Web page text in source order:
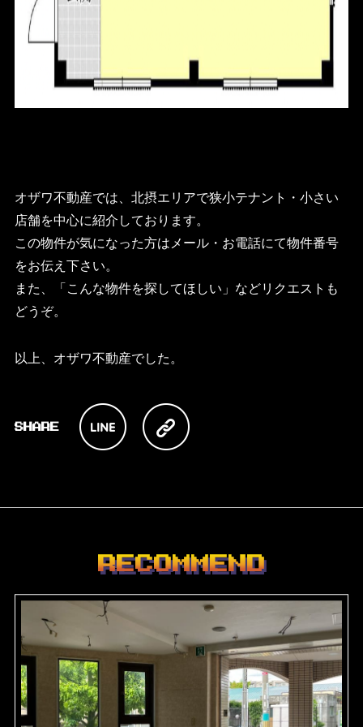
オザワ不動産では、北摂エリアで狭小テナント・小さい
店舗を中心に紹介しております。
この物件が気になった方はメール・お電話にて物件番号
をお伝え下さい。
また、「こんな物件を探してほしい」などリクエストも
どうぞ。
以上、オザワ不動産でした。
RECOMMEND